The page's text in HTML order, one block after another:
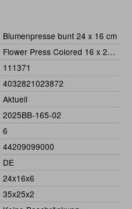
Blumenpresse bunt 24 x 16 cm
Flower Press Colored 16 x 24 cm
111371
4032821023872
Aktuell
2025BB-165-02
6
44209099000
DE
24x16x6
35x25x2